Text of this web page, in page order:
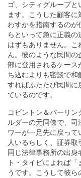
ゴ、シティグループ
ます。こうした顧客
わすかを指南するの
らといって急に正義
はずもありません。
ん。彼のような民間
部に登用されるケース
ち込むよりも密談で和
すればふたたび民間に
ているのです。
コビントン＆バーリ
ルダーの元同僚で、
ワーが一足先に戻っ
人いるらしく、証券取
同じ法律事務所の出身
ト・タイビによれば
うです。こうして彼